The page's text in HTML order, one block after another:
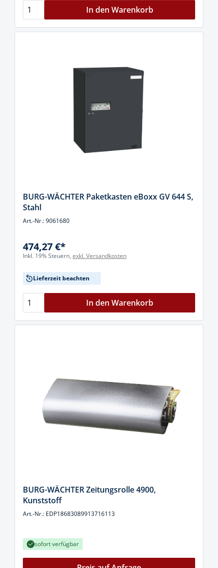
In den Warenkorb
BURG-WÄCHTER Paketkasten eBoxx GV 644 S,
Stahl
Art.-Nr.: 9061680
474,27 €*
Inkl. 19% Steuern, exkl. Versandkosten
Lieferzeit beachten
In den Warenkorb
BURG-WÄCHTER Zeitungsrolle 4900,
Kunststoff
Art.-Nr.: EDP18683089913716113
sofort verfügbar